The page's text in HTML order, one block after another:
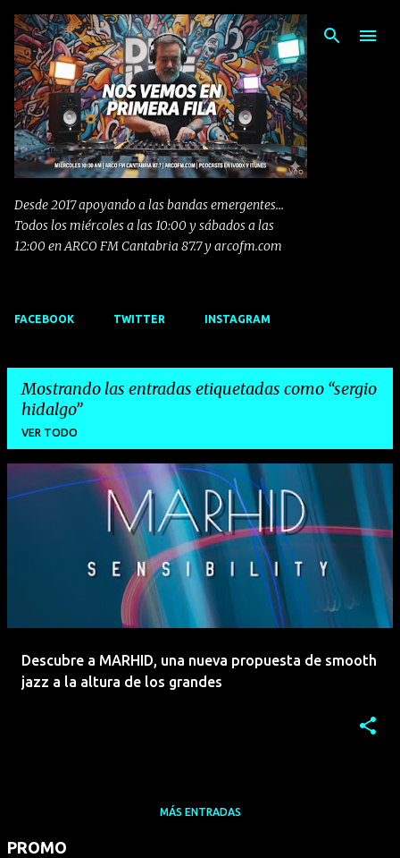
Ir al contenido principal
Desde 2017 apoyando a las bandas emergentes...
Todos los miércoles a las 10:00 y sábados a las
12:00 en ARCO FM Cantabria 87.7 y arcofm.com
FACEBOOK TWITTER INSTAGRAM
Mostrando las entradas etiquetadas como sergio
hidalgo
VER TODO
E
Descubre a MARHID, una nueva propuesta de smooth
jazz a la altura de los grandes
MÁS ENTRADAS
PROMO